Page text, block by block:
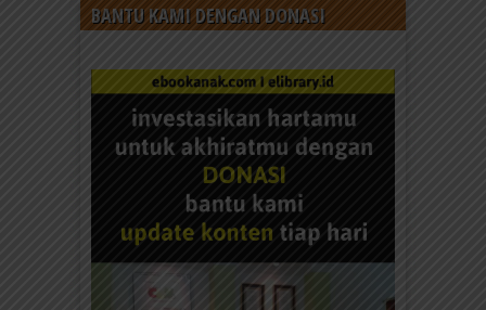
BANTU KAMI DENGAN DONASI